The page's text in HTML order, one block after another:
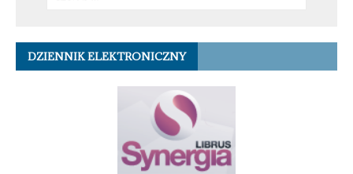
DZIENNIK ELEKTRONICZNY